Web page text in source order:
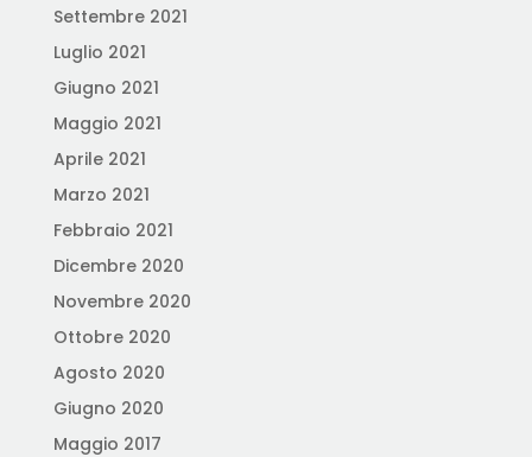
Settembre 2021
Luglio 2021
Giugno 2021
Maggio 2021
Aprile 2021
Marzo 2021
Febbraio 2021
Dicembre 2020
Novembre 2020
Ottobre 2020
Agosto 2020
Giugno 2020
Maggio 2017